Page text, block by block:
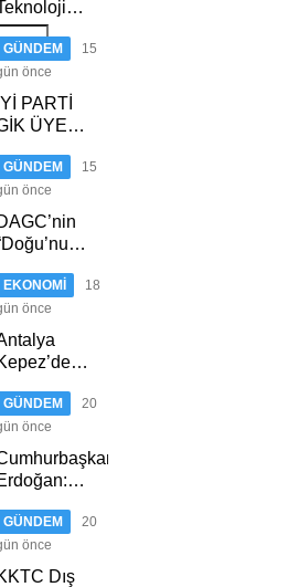
Gazi
Teknopark
Alkan
GÜNDEM
15
önce
İYİ PARTİ
ÜYESİ
ERZURUM’DA
GÜNDEM
15
önce
Oscarları”
buldu
EKONOMİ
18
önce
yangını
GÜNDEM
20
önce
halkını asla
GÜNDEM
20
önce
Dış